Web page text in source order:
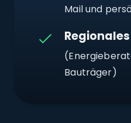
Mail und
Bauträger)